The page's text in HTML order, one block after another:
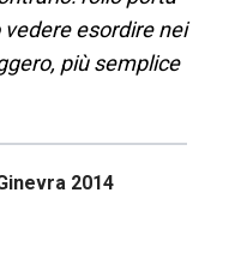
esordire nei
più semplice
2014